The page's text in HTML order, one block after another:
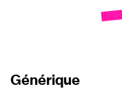
Générique